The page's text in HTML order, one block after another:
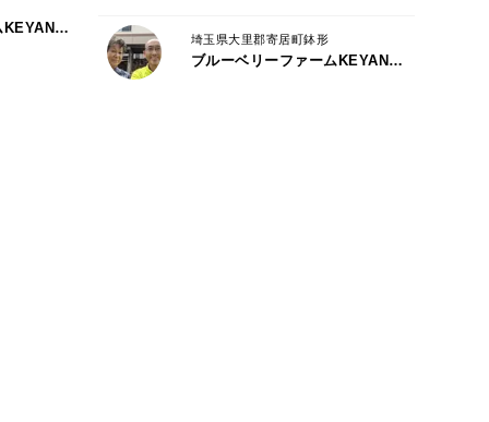
ブルーベリーファームKEYANOKI
埼玉県大里郡寄居町鉢形
ブルーベリーファームKEYANOKI